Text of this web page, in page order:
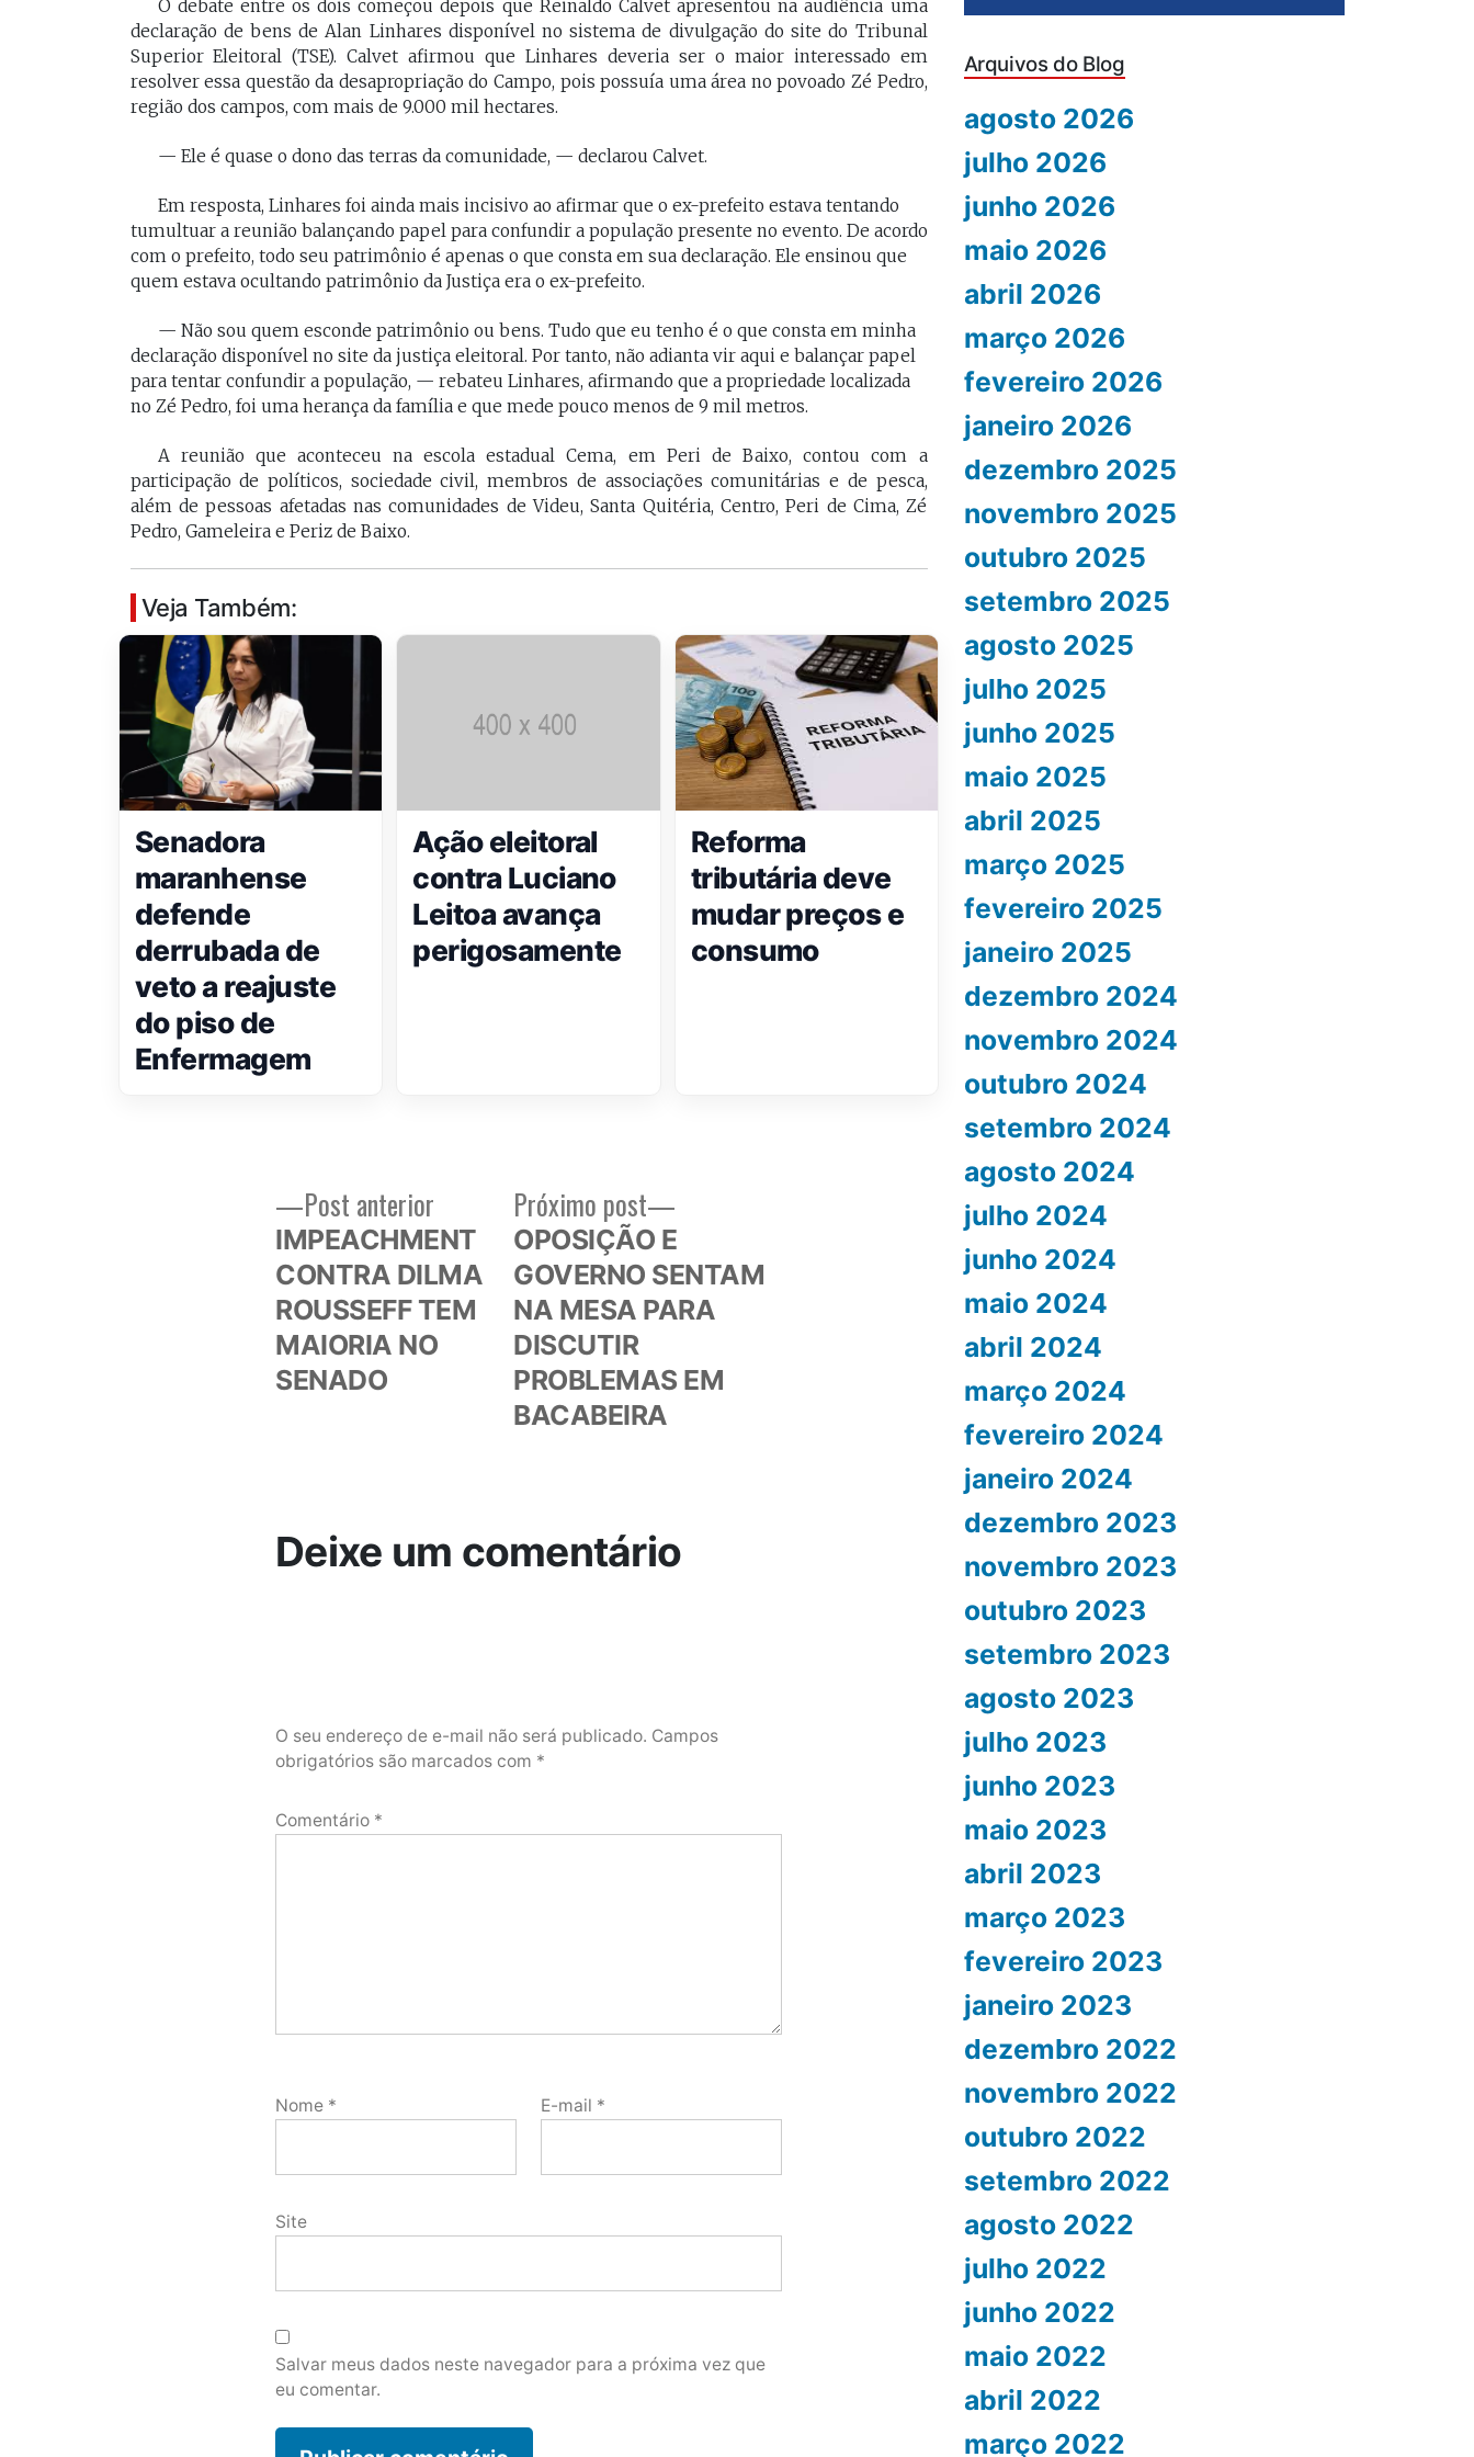
O debate entre os dois começou depois que Reinaldo Calvet apresentou na audiência uma
declaração de bens de Alan Linhares disponível no sistema de divulgação do site do Tribunal
Superior Eleitoral (TSE). Calvet afirmou que Linhares deveria ser o maior interessado em
resolver essa questão da desapropriação do Campo, pois possuía uma área no povoado Zé Pedro,
região dos campos, com mais de 9.000 mil hectares.
— Ele é quase o dono das terras da comunidade, — declarou Calvet.
Em resposta, Linhares foi ainda mais incisivo ao afirmar que o ex-prefeito estava tentando
tumultuar a reunião balançando papel para confundir a população presente no evento. De acordo
com o prefeito, todo seu patrimônio é apenas o que consta em sua declaração. Ele ensinou que
quem estava ocultando patrimônio da Justiça era o ex-prefeito.
— Não sou quem esconde patrimônio ou bens. Tudo que eu tenho é o que consta em minha
declaração disponível no site da justiça eleitoral. Por tanto, não adianta vir aqui e balançar papel
para tentar confundir a população, — rebateu Linhares, afirmando que a propriedade localizada
no Zé Pedro, foi uma herança da família e que mede pouco menos de 9 mil metros.
A reunião que aconteceu na escola estadual Cema, em Peri de Baixo, contou com a
participação de políticos, sociedade civil, membros de associações comunitárias e de pesca,
além de pessoas afetadas nas comunidades de Videu, Santa Quitéria, Centro, Peri de Cima, Zé
Pedro, Gameleira e Periz de Baixo.
Veja Também:
Senadora
maranhense
defende
derrubada de
veto a reajuste
do piso de
Enfermagem
Ação eleitoral
contra Luciano
Leitoa avança
perigosamente
Reforma
tributária deve
mudar preços e
consumo
Navegação
Post anterior
anterior:
IMPEACHMENT
CONTRA DILMA
ROUSSEFF TEM
MAIORIA NO
SENADO
Próximo post
post:
OPOSIÇÃO E
GOVERNO SENTAM
NA MESA PARA
DISCUTIR
PROBLEMAS EM
BACABEIRA
Deixe um comentário
O seu endereço de e-mail não será publicado. Campos
obrigatórios são marcados com *
Comentário *
Nome * E-mail *
Site
Salvar meus dados neste navegador para a próxima vez que
eu comentar.
Arquivos do Blog
agosto 2026
julho 2026
junho 2026
maio 2026
abril 2026
março 2026
fevereiro 2026
janeiro 2026
dezembro 2025
novembro 2025
outubro 2025
setembro 2025
agosto 2025
julho 2025
junho 2025
maio 2025
abril 2025
março 2025
fevereiro 2025
janeiro 2025
dezembro 2024
novembro 2024
outubro 2024
setembro 2024
agosto 2024
julho 2024
junho 2024
maio 2024
abril 2024
março 2024
fevereiro 2024
janeiro 2024
dezembro 2023
novembro 2023
outubro 2023
setembro 2023
agosto 2023
julho 2023
junho 2023
maio 2023
abril 2023
março 2023
fevereiro 2023
janeiro 2023
dezembro 2022
novembro 2022
outubro 2022
setembro 2022
agosto 2022
julho 2022
junho 2022
maio 2022
abril 2022
março 2022